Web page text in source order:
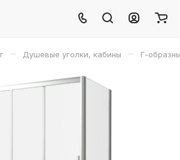
– Душевые уголки, кабины – Г-